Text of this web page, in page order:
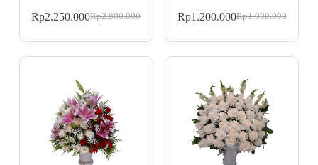
Rp2.800.000
Rp2.250.000 Rp1.900.000
Rp1.200.000